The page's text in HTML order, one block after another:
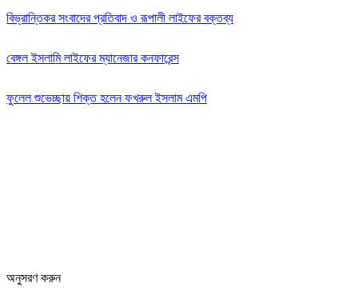
বিভ্রান্তিকর সংবাদের প্রতিবাদ ও রূপালী লাইফের বক্তব্য
বেঙ্গল ইসলামি লাইফের ম্যানেজার কনফারেন্স
ফুলেল শুভেচ্ছায় শিক্ত হলেন ফখরুল ইসলাম এমপি
অনুসরণ করুন